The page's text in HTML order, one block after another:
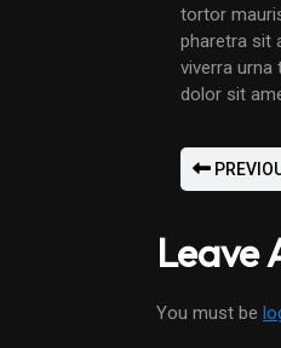
tortor
pharetra sit
viverra urna
dolor sit
Leave
You must be